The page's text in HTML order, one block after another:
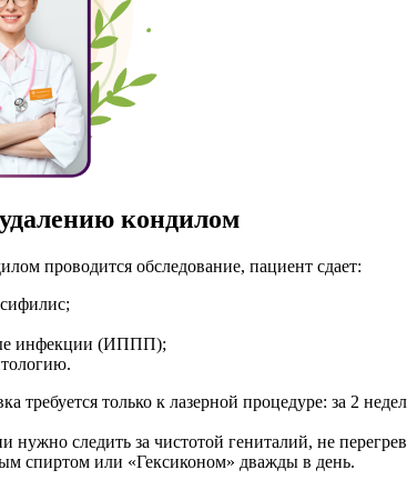
кондилом
проводится обследование, пациент сдает:
инфекции (ИППП);
требуется только к лазерной процедуре: за 2
нужно следить за чистотой гениталий, не
спиртом или «Гексиконом» дважды в день.